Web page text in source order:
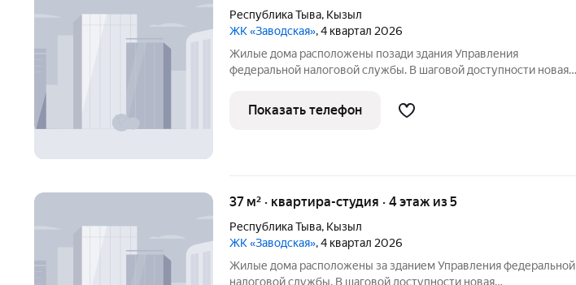
Республика Тыва, Кызыл
ЖК «Заводская», 4 квартал 2026
Жилые дома расположены позади здания Управления
федеральной налоговой службы. В шаговой доступности новая
также дошкольное учреждение в микрорайоне Монгун. Место
хорошо обеспечено
Показать телефон
37 м² · квартира-студия · 4 этаж из 5
Республика Тыва, Кызыл
ЖК «Заводская», 4 квартал 2026
Жилые дома расположены за зданием Управления федеральной
налоговой службы. В шаговой доступности новая